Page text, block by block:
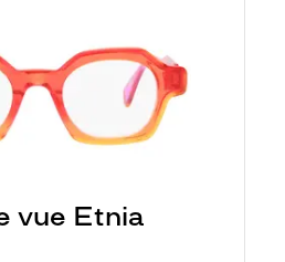
vue Etnia